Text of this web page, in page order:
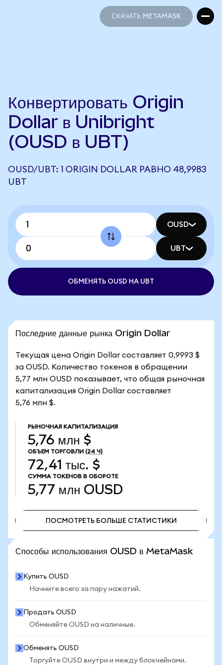
СКАЧАТЬ METAMASK
Конвертировать Origin
Dollar в Unibright
(OUSD в UBT)
OUSD/UBT: 1 ORIGIN DOLLAR РАВНО 48,9983
UBT
OUSD
UBT
ОБМЕНЯТЬ OUSD НА UBT
Последние данные рынка Origin Dollar
Текущая цена Origin Dollar составляет 0,9993 $
за OUSD. Количество токенов в обращении
5,77 млн OUSD показывает, что общая рыночная
капитализация Origin Dollar составляет
5,76 млн $.
РЫНОЧНАЯ КАПИТАЛИЗАЦИЯ
5,76 млн $
ОБЪЕМ ТОРГОВЛИ (24 Ч)
72,41 тыс. $
СУММА ТОКЕНОВ В ОБОРОТЕ
5,77 млн OUSD
ПОСМОТРЕТЬ БОЛЬШЕ СТАТИСТИКИ
Способы использования OUSD в MetaMask
Купить OUSD
Начните всего за пару нажатий.
Продать OUSD
Обменяйте OUSD на наличные.
Обменять OUSD
Торгуйте OUSD внутри и между блокчейнами.